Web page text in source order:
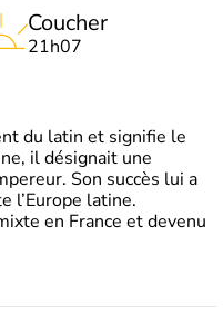
Coucher
21h07
du latin et signifie le
il désignait une
Son succès lui a
l’Europe latine.
en France et devenu